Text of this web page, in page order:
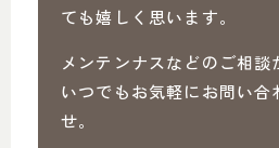
ても嬉しく思います。
メンテンナスなどのご相談
いつでもお気軽にお問い合
せ。